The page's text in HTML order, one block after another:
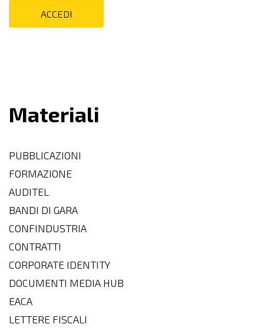
Materiali
PUBBLICAZIONI
FORMAZIONE
AUDITEL
BANDI DI GARA
CONFINDUSTRIA
CONTRATTI
CORPORATE IDENTITY
DOCUMENTI MEDIA HUB
EACA
LETTERE FISCALI